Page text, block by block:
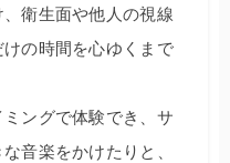
衛生面や他人の視線
の時間を心ゆくまで
ングで体験でき、サ
音楽をかけたりと、